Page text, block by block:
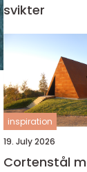
svikter
inspiration
19. July 2026
Cortenstål materialet